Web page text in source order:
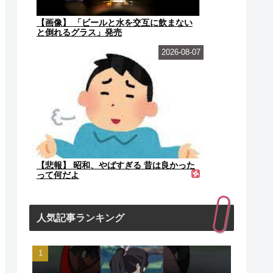
【画像】 「ビールと水を交互に飲まない
と倒れるグラス」発売
【悲報】 昭和、やばすぎる 昔は良かった
って何だよ
2026-08-07
人気記事ランキング